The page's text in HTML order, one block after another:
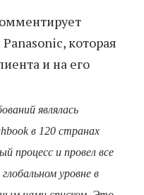
которая
и на его
являлась
в 120 странах
процесс и провел все
уровне в